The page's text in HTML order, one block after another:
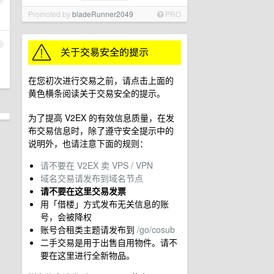
Promoted bybladeRunner2049 PRO
在您初次进行交易之前，请点击上面的
黄色横条阅读关于交易安全的提示。
为了提高 V2EX 的有效信息质量，在发
布交易信息时，除了遵守安全提示中的
说明外，也请注意下面的规则：
请不要在 V2EX 卖 VPS / VPN
域名交易请发布到域名节点
请不要在这里交易发票
用「借楼」方式发布无关信息的账
号，会被降权
账号合租类主题请发布到 /go/cosub
二手交易是用于出售自用物件。请不
要在这里进行全新物品。